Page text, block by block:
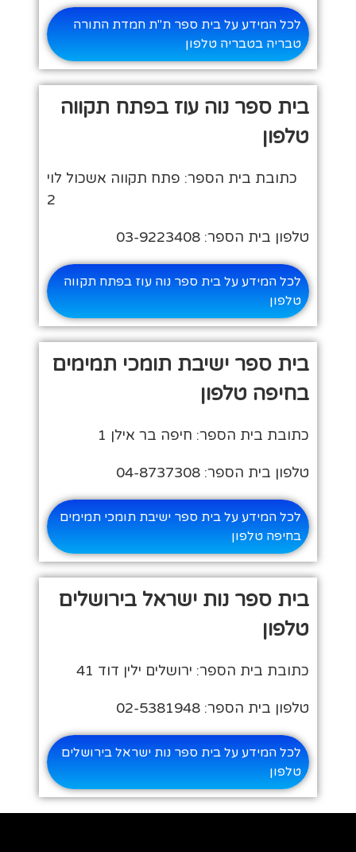
לכל המידע על בית ספר ת"ת חמדת התורה
טבריה בטבריה טלפון
בית ספר נוה עוז בפתח תקווה
טלפון
כתובת בית הספר: פתח תקווה אשכול לוי
2
טלפון בית הספר: 03-9223408
לכל המידע על בית ספר נוה עוז בפתח תקווה
טלפון
בית ספר ישיבת תומכי תמימים
בחיפה טלפון
כתובת בית הספר: חיפה בר אילן 1
טלפון בית הספר: 04-8737308
לכל המידע על בית ספר ישיבת תומכי תמימים
בחיפה טלפון
בית ספר נות ישראל בירושלים
טלפון
כתובת בית הספר: ירושלים ילין דוד 41
טלפון בית הספר: 02-5381948
לכל המידע על בית ספר נות ישראל בירושלים
טלפון